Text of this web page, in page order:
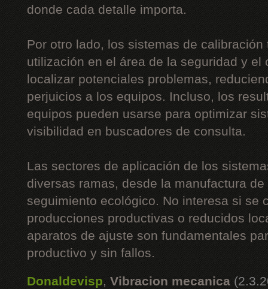
donde cada detalle importa.
Por otro lado, los sistemas de
utilización en el área de la seguridad y el
localizar potenciales problemas,
perjuicios a los equipos. Incluso, los
equipos pueden usarse para optimizar
visibilidad en buscadores de consulta.
Las sectores de aplicación de los
diversas ramas, desde la manufactura
seguimiento ecológico. No interesa si se
producciones productivas o reducidos
aparatos de ajuste son fundamentales
productivo y sin fallos.
Donaldevisp, Vibracion mecanica